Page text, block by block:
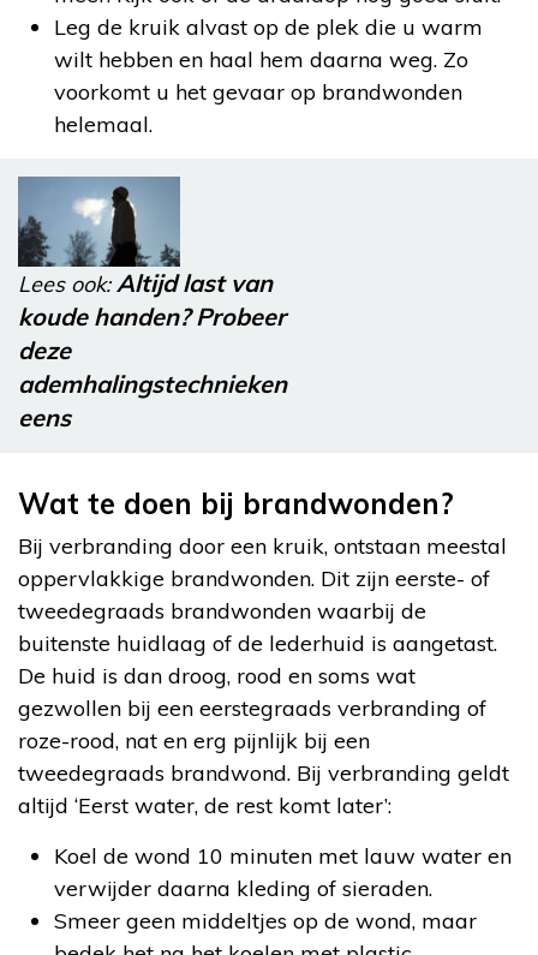
Leg de kruik alvast op de plek die u warm
wilt hebben en haal hem daarna weg. Zo
voorkomt u het gevaar op brandwonden
helemaal.
Lees ook: Altijd last van
koude handen? Probeer
deze
ademhalingstechnieken
eens
Wat te doen bij brandwonden?
Bij verbranding door een kruik, ontstaan meestal
oppervlakkige brandwonden. Dit zijn eerste- of
tweedegraads brandwonden waarbij de
buitenste huidlaag of de lederhuid is aangetast.
De huid is dan droog, rood en soms wat
gezwollen bij een eerstegraads verbranding of
roze-rood, nat en erg pijnlijk bij een
tweedegraads brandwond. Bij verbranding geldt
altijd ‘Eerst water, de rest komt later’:
Koel de wond 10 minuten met lauw water en
verwijder daarna kleding of sieraden.
Smeer geen middeltjes op de wond, maar